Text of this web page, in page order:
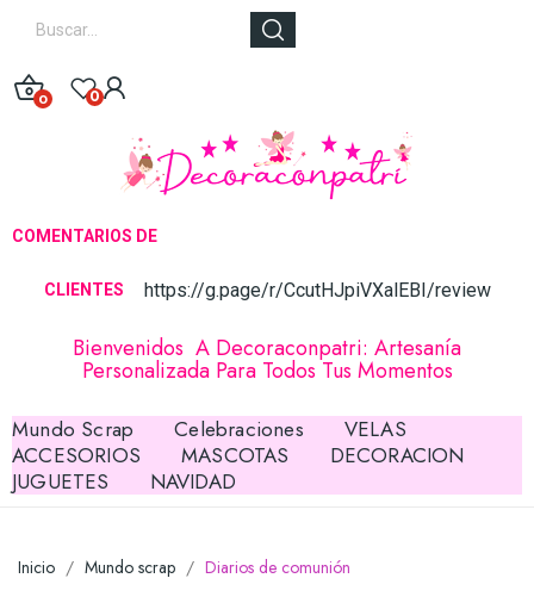
0 0
COMENTARIOS DE
CLIENTES https://g.page/r/CcutHJpiVXalEBI/review
Bienvenidos A Decoraconpatri: Artesanía
Personalizada Para Todos Tus Momentos
Mundo Scrap Celebraciones
VELAS
ACCESORIOS
MASCOTAS
DECORACION
JUGUETES
NAVIDAD
Inicio Mundo scrap Diarios de comunión